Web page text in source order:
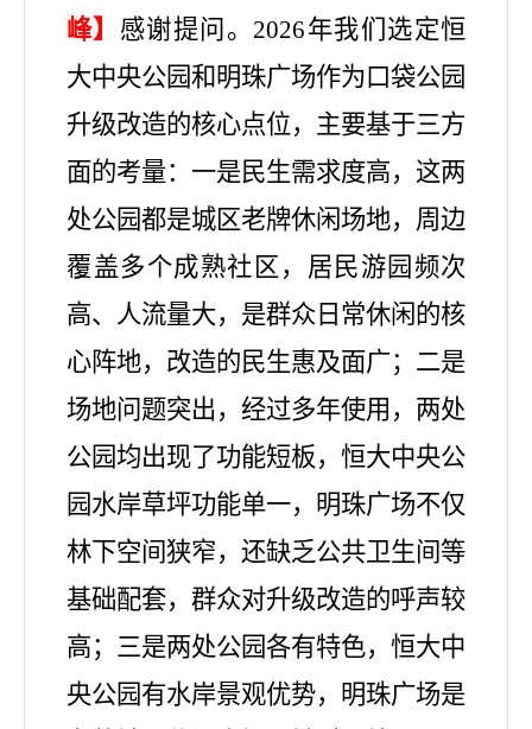
峰】 感谢提问。 2026年我们选定恒
大中央公园和明珠广场作为口袋公园
升级改造的核心点位，主要基于三方
面的考量：一是民生需求度高，这两
处公园都是城区老牌休闲场地，周边
覆盖多个成熟社区，居民游园频次
高、人流量大，是群众日常休闲的核
心阵地，改造的民生惠及面广；二是
场地问题突出，经过多年使用，两处
公园均出现了功能短板，恒大中央公
园水岸草坪功能单一，明珠广场不仅
林下空间狭窄，还缺乏公共卫生间等
基础配套，群众对升级改造的呼声较
高；三是两处公园各有特色，恒大中
央公园有水岸景观优势，明珠广场是